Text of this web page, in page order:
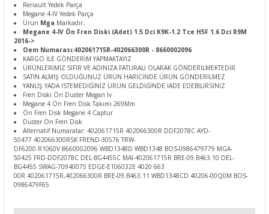
Renault Yedek Parça
Megane 4-IV Yedek Parça
Ürün Mga Markadır.
Megane 4-IV Ön Fren Diski (Adet) 1.5 Dci K9K-1.2 Tce H5F 1.6 Dci R9M
2016->
Oem Numarası:402061715R-402066300R - 8660002096
KARGO İLE GÖNDERİM YAPMAKTAYIZ
ÜRÜNLERİMİZ SIFIR VE ADINIZA FATURALI OLARAK GÖNDERİLMEKTEDİR
SATIN ALMIŞ OLDUĞUNUZ ÜRÜN HARİCİNDE ÜRÜN GÖNDERİLMEZ
YANLIŞ YADA İSTEMEDİĞİNİZ ÜRÜN GELDİĞİNDE İADE EDEBİLİRSİNİZ
Fren Diski Ön Duster Megan Iv
Megane 4 Ön Fren Disk Takımı 269Mm
Ön Fren Disk Megane 4 Captur
Duster Ön Fren Disk
Alternatif Numaralar: 402061715R 402066300R DDF2078C AYD-
50477 402066300RSK FREND-30576 TRW-
DF6200 R1060V 8660002096 WBD1348D WBD1348 BOS-0986479779 MGA-
50425 FRD-DDF2078C DEL-BG4455C MAI-402061715R BRE-09.B463.10 DEL-
BG4455 SWAG-70940075 EDGE-E106032E 4020 663
00R 402061715R,402066300R BRE-09.B463.11 WBD1348CD 40206-00Q0M BOS-
0986479F65